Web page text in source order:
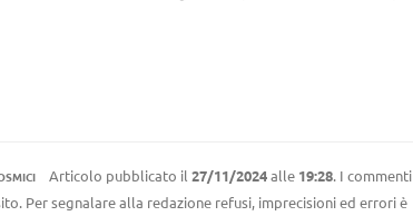
Articolo pubblicato il 27/11/2024alle 19:28. I commenti
Per segnalare alla redazione refusi, imprecisioni ed errori è